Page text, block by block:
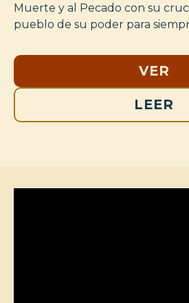
Muerte y al Pecado con su
pueblo de su poder para
VER
LEER